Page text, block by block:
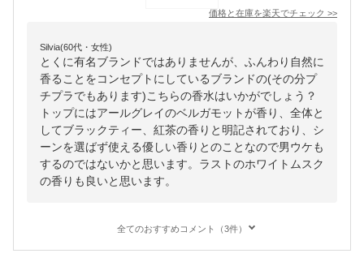
価格と在庫を楽天でチェック >>
Silvia(60代・女性)
とくに有名ブランドではありませんが、ふんわり自然に
香ることをコンセプトにしているブランドの(その分プ
チプラでもあります)こちらの香水はいかがでしょう？
トップにはアールグレイのベルガモットが香り、全体と
してブラックティー、紅茶の香りと明記されており、シ
ーンを選ばず使える優しい香りとのことなので男ウケも
するのではないかと思います。ラストのホワイトムスク
の香りも良いと思います。
全てのおすすめコメント（3件）